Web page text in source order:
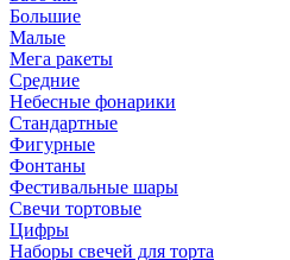
Большие
Малые
Мега ракеты
Средние
Небесные фонарики
Стандартные
Фигурные
Фонтаны
Фестивальные шары
Свечи тортовые
Цифры
Наборы свечей для торта